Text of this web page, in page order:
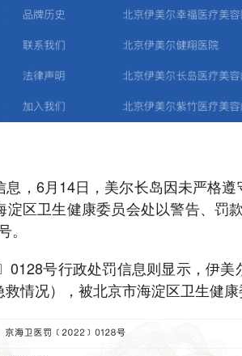
，6月14日，美尔长岛因未严格
淀区卫生健康委员会处以警告、罚
0128号行政处罚信息则显示，伊
情况），被北京市海淀区卫生健康